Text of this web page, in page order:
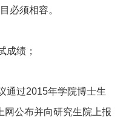
必须相容。
成绩；
通过2015年学院博士生
网公布并向研究生院上报